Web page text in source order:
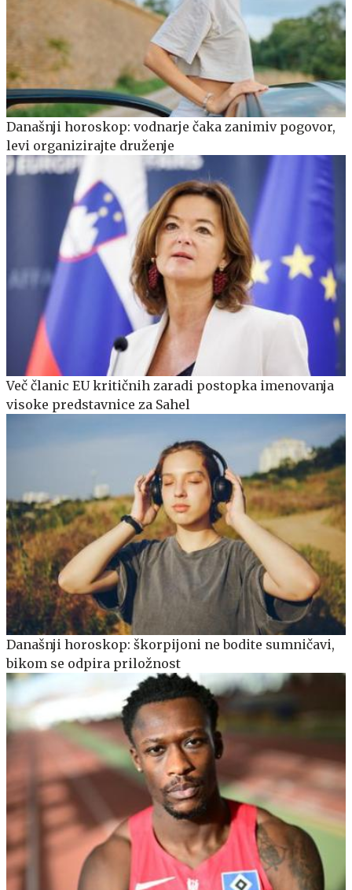
Današnji horoskop: vodnarje čaka zanimiv pogovor,
levi organizirajte druženje
Več članic EU kritičnih zaradi postopka imenovanja
visoke predstavnice za Sahel
Današnji horoskop: škorpijoni ne bodite sumničavi,
bikom se odpira priložnost